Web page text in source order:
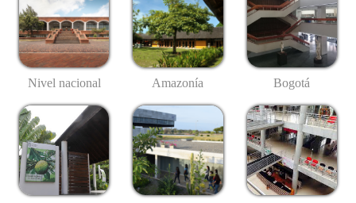
Nivel nacional Amazonía Bogotá